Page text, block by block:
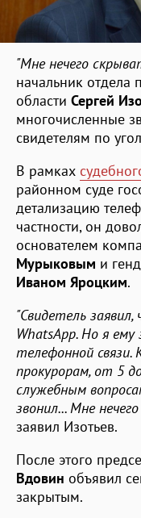
"Мне нечего
начальник отдела
области Сергей
многочисленные
свидетелям по
В рамках
районном суде
детализацию
частности, он
основателем
Мурыковым и
Иваном Яроцким.
"Свидетель
WhatsApp. Но я ему
телефонной связи.
прокурорам, от 5
служебным
звонил... Мне
заявил Изотьев.
После этого
Вдовин объявил
закрытым.